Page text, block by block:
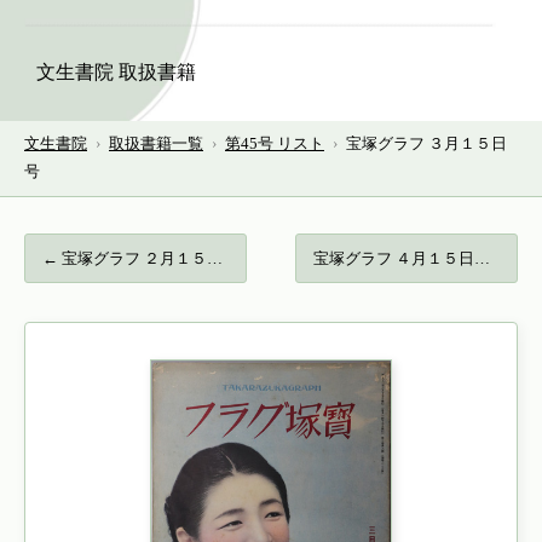
文生書院 取扱書籍
文生書院 › 取扱書籍一覧 › 第45号 リスト › 宝塚グラフ ３月１５日
号
← 宝塚グラフ ２月１５日号… 宝塚グラフ ４月１５日特輯号… →